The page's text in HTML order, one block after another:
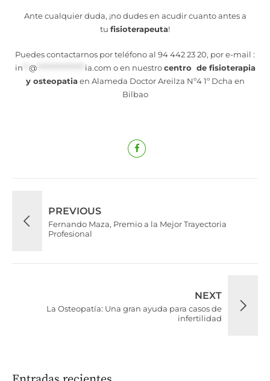
Ante cualquier duda, ¡no dudes en acudir cuanto antes a
tu fisioterapeuta!
Puedes contactarnos por teléfono al 94 442 23 20, por e-mail :
in
@**************** ia.com o en nuestrocentro de fisioterapia
y osteopatiaen Alameda Doctor Areilza Nº4 1º Dcha en
Bilbao
PREVIOUS
Fernando Maza, Premio a la Mejor Trayectoria
Profesional
NEXT
La Osteopatía: Una gran ayuda para casos de
infertilidad